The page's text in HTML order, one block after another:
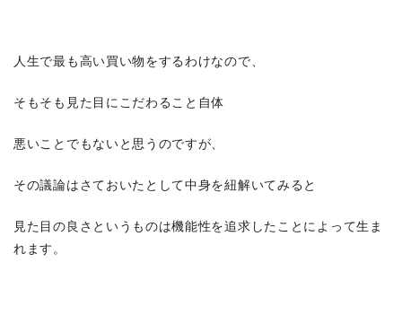
人生で最も高い買い物をするわけなので、
そもそも見た目にこだわること自体
悪いことでもないと思うのですが、
その議論はさておいたとして中身を紐解いてみると
見た目の良さというものは機能性を追求したことによって生ま
れます。